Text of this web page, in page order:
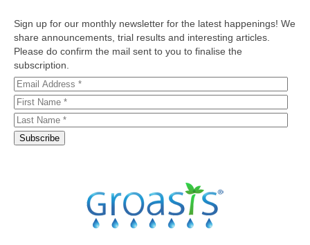
Sign up for our monthly newsletter for the latest happenings! We
share announcements, trial results and interesting articles.
Please do confirm the mail sent to you to finalise the
subscription.